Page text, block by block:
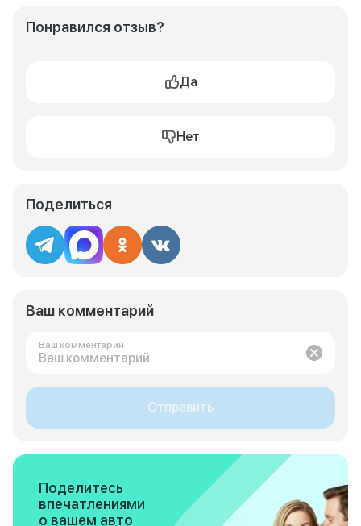
Понравился отзыв?
Да
Нет
Поделиться
Ваш комментарий
Ваш комментарий
Отправить
Поделитесь
впечатлениями
о вашем авто